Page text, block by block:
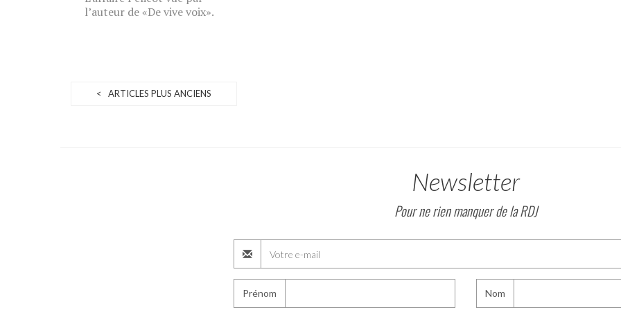
l’auteur de «De vive voix».
< ARTICLES PLUS ANCIENS
Newsletter
Pour ne rien manquer de la RDJ
Prénom Nom